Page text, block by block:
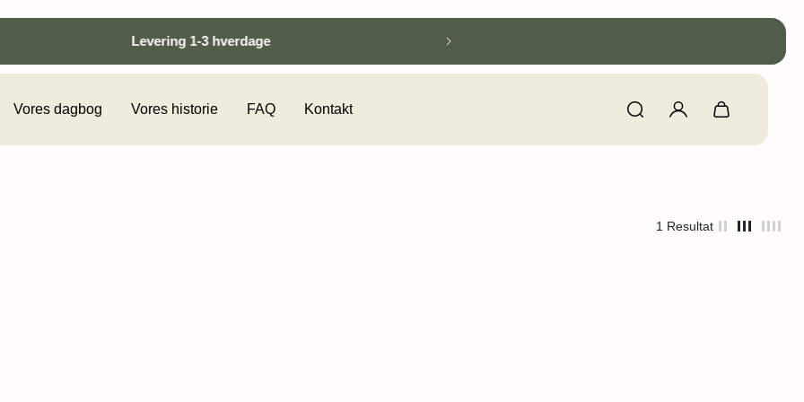
Levering 1-3 hverdage
Vores dagbog Vores historie FAQ Kontakt
1 Resultat